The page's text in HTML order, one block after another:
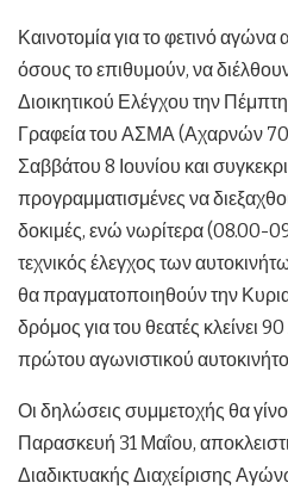
Καινοτομία για το φετινό αγώνα
όσους το επιθυμούν, να
Διοικητικού Ελέγχου την
Γραφεία του ΑΣΜΑ (Αχαρνών
Σαββάτου 8 Ιουνίου και
προγραμματισμένες να
δοκιμές, ενώ νωρίτερα (08.00-
τεχνικός έλεγχος των
θα πραγματοποιηθούν την
δρόμος για του θεατές κλείνει
πρώτου αγωνιστικού
Οι δηλώσεις συμμετοχής θα
Παρασκευή 31 Μαΐου,
Διαδικτυακής Διαχείρισης